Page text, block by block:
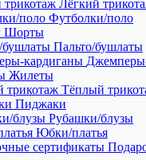
Лёгкий
Футболки/поло
Шорты
Пальто/бушлаты
Жилеты
Тёплый
Пиджаки
Рубашки/блузы
Юбки/платья